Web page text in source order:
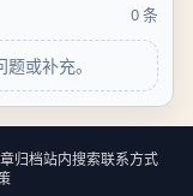
0条
或补充。
归档站内搜索联系方式